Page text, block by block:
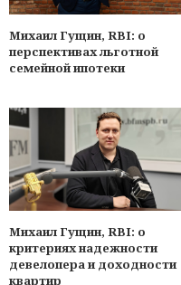
Михаил Гущин, RBI: о
перспективах льготной
семейной ипотеки
Михаил Гущин, RBI: о
критериях надежности
девелопера и доходности
квартир